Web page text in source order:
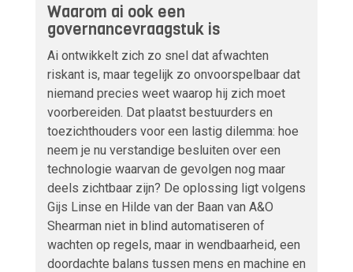
Waarom ai ook een
governancevraagstuk is
Ai ontwikkelt zich zo snel dat afwachten
riskant is, maar tegelijk zo onvoorspelbaar dat
niemand precies weet waarop hij zich moet
voorbereiden. Dat plaatst bestuurders en
toezichthouders voor een lastig dilemma: hoe
neem je nu verstandige besluiten over een
technologie waarvan de gevolgen nog maar
deels zichtbaar zijn? De oplossing ligt volgens
Gijs Linse en Hilde van der Baan van A&O
Shearman niet in blind automatiseren of
wachten op regels, maar in wendbaarheid, een
doordachte balans tussen mens en machine en